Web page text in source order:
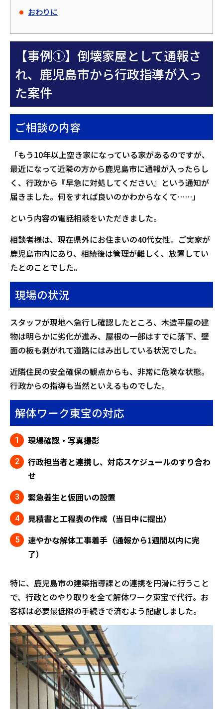
おわりに
【事例①】倒壊家屋として通報さ
れ、鹿児島市から行政指導が入っ
た案件
ご相談の内容
「もう10年以上空き家になっている家があるのですが、
最近になって近隣の方から鹿児島市に通報が入ったらし
く、行政から『早急に対処してください』という通知が
届きました。何をすれば良いのかわからなくて……」
という内容の電話相談をいただきました。
相談者様は、現在県外にお住まいの40代女性。ご実家が
鹿児島市内にあり、相続後は管理が難しく、放置してい
たとのことでした。
現場の状況
スタッフが現地へ急行し確認したところ、木造平屋の建
物は明らかに劣化が進み、屋根の一部はすでに落下、壁
面の板も剥がれて道路にはみ出している状況でした。
近隣住民の安全確保の観点からも、非常に危険な状態。
行政からの指導も当然といえるものでした。
解体ワーク東宝の対応
現場確認・写真撮影
行政担当者と連携し、対応スケジュールのすり合わ
せ
緊急養生と仮囲いの設置
見積書と工程表の作成（当日中に提出）
速やかな解体工事着手（通報から1週間以内に完
了）
特に、鹿児島市の建築指導課との連携を円滑に行うこと
で、行政とのやり取りを全て解体ワーク東宝で代行。お
客様は必要最低限の手続きで済むよう配慮しました。